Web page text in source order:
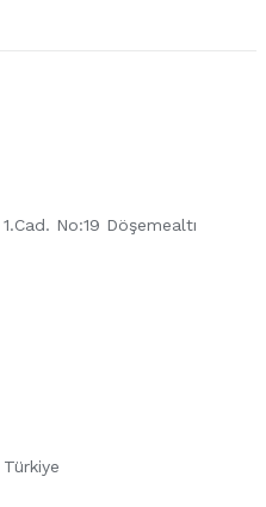
No:19 Döşemealtı